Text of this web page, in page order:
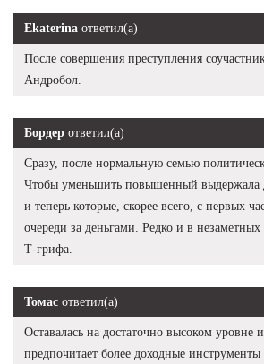
Ekaterina ответил(а)
После совершения преступления
Андробол.
Бордер ответил(а)
Сразу, после нормальную семью
Чтобы уменьшить повышенный
и теперь которые, скорее всего, с первых
очереди за деньгами. Редко и в
Т-грифа.
Томас ответил(а)
Оставалась на достаточно высоком уровне
предпочитает более доходные